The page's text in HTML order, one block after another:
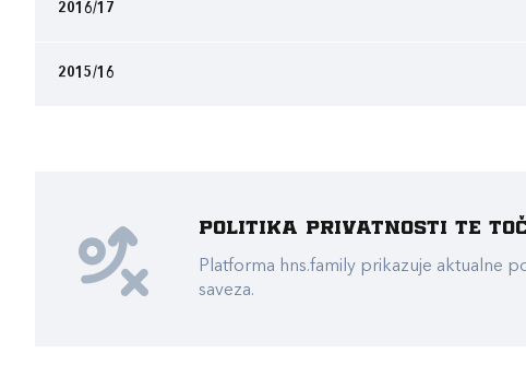
2016/17
2015/16
Politika privatnosti te
Platforma hns.family prikazuje aktualne
saveza.